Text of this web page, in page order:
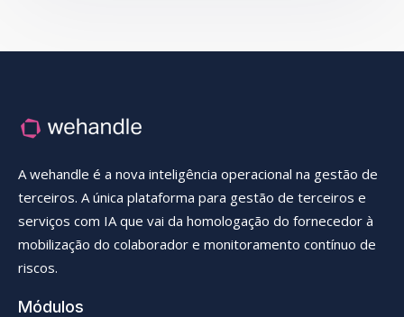
A wehandle é a nova inteligência operacional na gestão de
terceiros. A única plataforma para gestão de terceiros e
serviços com IA que vai da homologação do fornecedor à
mobilização do colaborador e monitoramento contínuo de
riscos.
Módulos